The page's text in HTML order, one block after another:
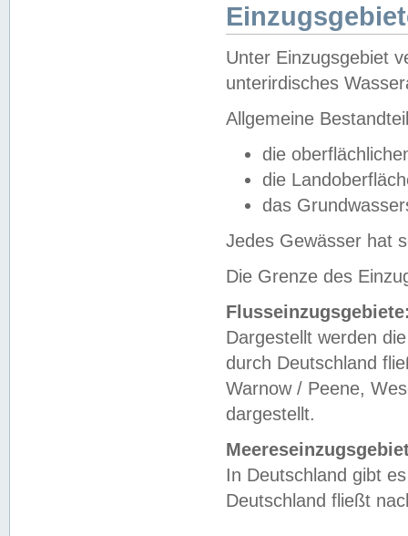
Unter Einzugsgebiet
unterirdisches
Allgemeine
die
die
das
Jedes Gewässer hat
Die Grenze des
Dargestellt werden
durch Deutschland
Warnow / Peene,
dargestellt.
In Deutschland gibt
Deutschland fließt